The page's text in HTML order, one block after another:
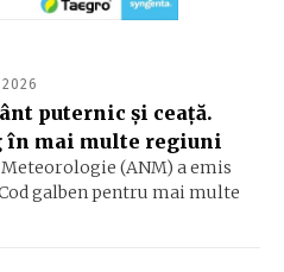
puternic și ceață.
în mai multe regiuni
(ANM) a emis
galben pentru mai multe